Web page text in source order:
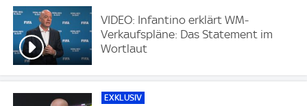
VIDEO: Infantino erklärt WM-
Verkaufspläne: Das Statement im
Wortlaut
EXKLUSIV